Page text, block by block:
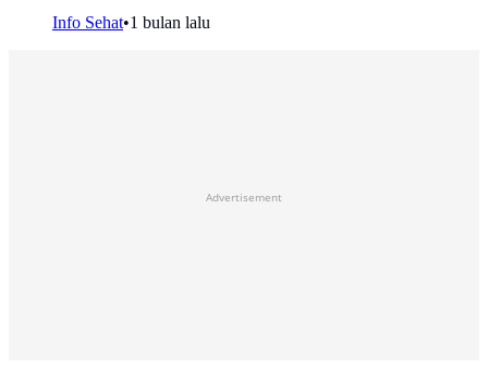
Info Sehat•1 bulan lalu
Advertisement